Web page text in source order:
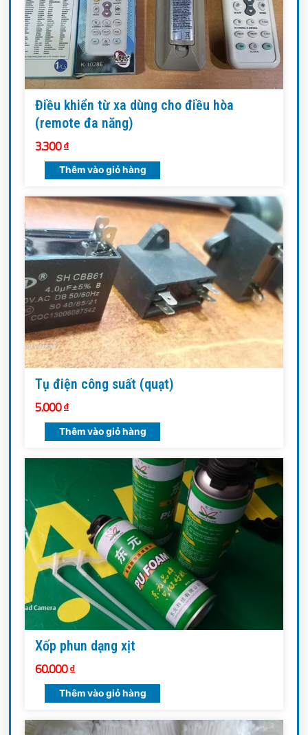
Điều khiển từ xa dùng cho điều hòa
(remote đa năng)
3.300₫
Thêm vào giỏ hàng
Tụ điện công suất (quạt)
5.000₫
Thêm vào giỏ hàng
Xốp phun dạng xịt
60.000₫
Thêm vào giỏ hàng